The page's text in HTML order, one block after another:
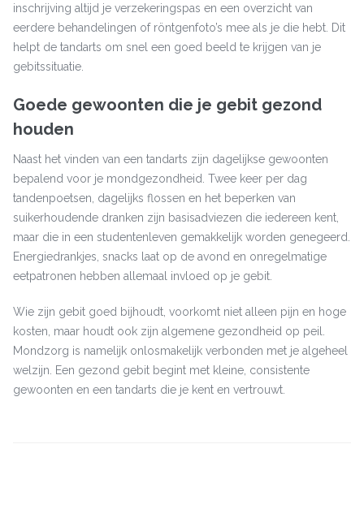
inschrijving altijd je verzekeringspas en een overzicht van
eerdere behandelingen of röntgenfoto’s mee als je die hebt. Dit
helpt de tandarts om snel een goed beeld te krijgen van je
gebitssituatie.
Goede gewoonten die je gebit gezond
houden
Naast het vinden van een tandarts zijn dagelijkse gewoonten
bepalend voor je mondgezondheid. Twee keer per dag
tandenpoetsen, dagelijks flossen en het beperken van
suikerhoudende dranken zijn basisadviezen die iedereen kent,
maar die in een studentenleven gemakkelijk worden genegeerd.
Energiedrankjes, snacks laat op de avond en onregelmatige
eetpatronen hebben allemaal invloed op je gebit.
Wie zijn gebit goed bijhoudt, voorkomt niet alleen pijn en hoge
kosten, maar houdt ook zijn algemene gezondheid op peil.
Mondzorg is namelijk onlosmakelijk verbonden met je algeheel
welzijn. Een gezond gebit begint met kleine, consistente
gewoonten en een tandarts die je kent en vertrouwt.